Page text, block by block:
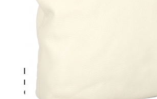
Poseta bej din piele
moale model 2110
GENTI